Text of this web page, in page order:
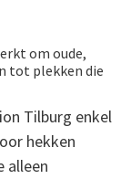
om oude,
tot plekken die
Tilburg enkel
hekken
alleen